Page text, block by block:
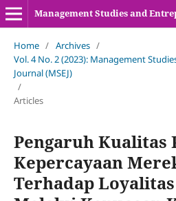
Management Studies and
Home / Archives /
Vol. 4 No. 2 (2023): Management
Journal (MSEJ)
/
Articles
Pengaruh Kualitas
Kepercayaan
Terhadap